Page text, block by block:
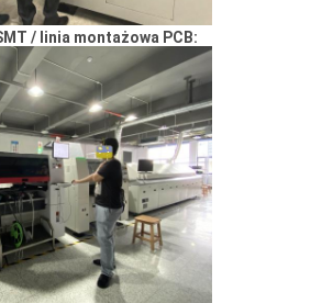
/ linia montażowa PCB: